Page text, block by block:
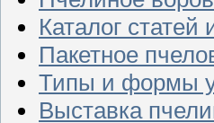
Каталог
Пакетное
Типы и формы
Выставка